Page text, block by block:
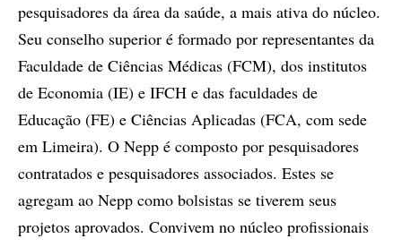
pesquisadores da área da saúde, a mais ativa do núcleo.
Seu conselho superior é formado por representantes da
Faculdade de Ciências Médicas (FCM), dos institutos
de Economia (IE) e IFCH e das faculdades de
Educação (FE) e Ciências Aplicadas (FCA, com sede
em Limeira). O Nepp é composto por pesquisadores
contratados e pesquisadores associados. Estes se
agregam ao Nepp como bolsistas se tiverem seus
projetos aprovados. Convivem no núcleo profissionais